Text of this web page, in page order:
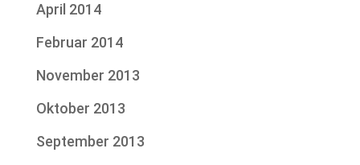
April 2014
Februar 2014
November 2013
Oktober 2013
September 2013